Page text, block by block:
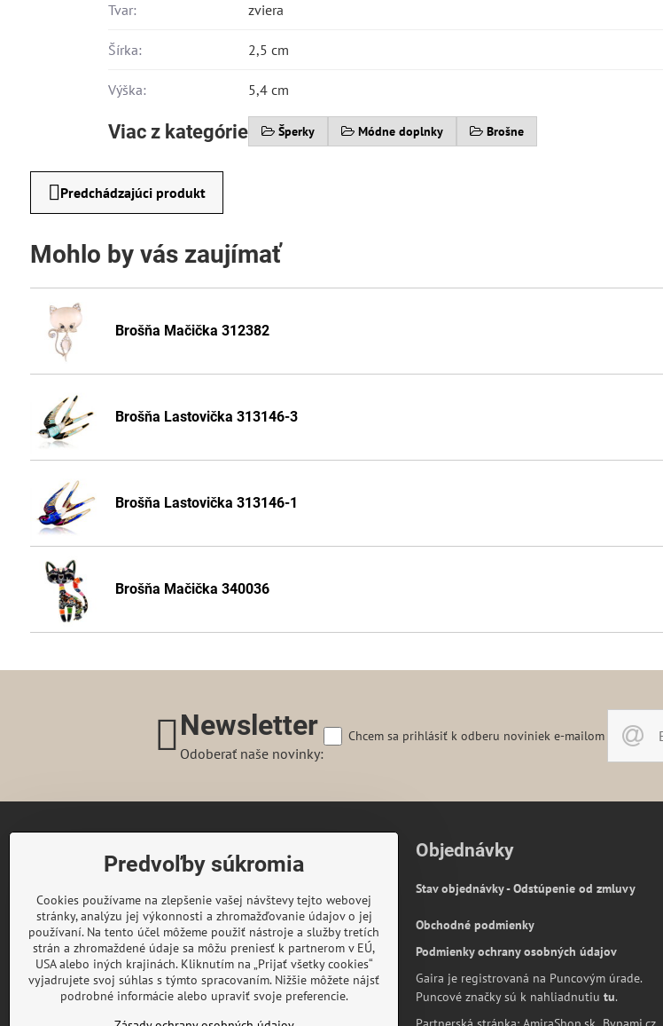
Tvar: zviera
Šírka: 2,5 cm
Výška: 5,4 cm
Viac z kategórie Šperky Módne doplnky Brošne
Predchádzajúci produkt
Mohlo by vás zaujímať
Brošňa Mačička 312382
Brošňa Lastovička 313146-3
Brošňa Lastovička 313146-1
Brošňa Mačička 340036
Newsletter
Odoberať naše novinky:
Chcem sa prihlásiť k odberu noviniek e-mailom
74253 Kunín 348
Telefon:+420 722 716 300
E-mail:objednavky@gaira.sk
© GAIRA® Copyright by Gairaca s.r.o.
All rights reserved
Objednávky
Stav objednávky - Odstúpenie od zmluvy
Obchodné podmienky
Podmienky ochrany osobných údajov
Gaira je registrovaná na Puncovým úrade.
Puncové značky sú k nahliadnutiu tu.
Predvoľby súkromia
Cookies používame na zlepšenie vašej návštevy tejto webovej
stránky, analýzu jej výkonnosti a zhromažďovanie údajov o jej
používaní. Na tento účel môžeme použiť nástroje a služby tretích
strán a zhromaždené údaje sa môžu preniesť k partnerom v EÚ,
USA alebo iných krajinách. Kliknutím na „Prijať všetky cookies“
vyjadrujete svoj súhlas s týmto spracovaním. Nižšie môžete nájsť
podrobné informácie alebo upraviť svoje preferencie.